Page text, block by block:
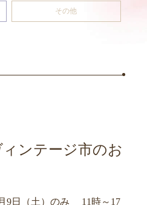
その他
ンテージ市のお
9日（土）のみ 11時～17